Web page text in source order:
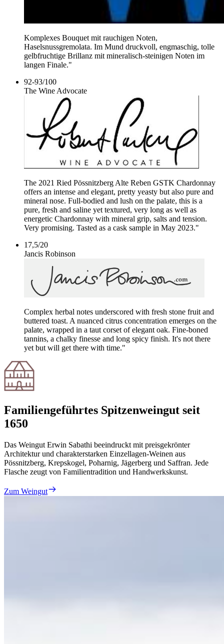
Komplexes Bouquet mit rauchigen Noten,
Haselsnussgremolata. Im Mund druckvoll, engmaschig, tolle
gelbfruchtige Brillanz mit mineralisch-steinigen Noten im
langen Finale."
92-93/100
The Wine Advocate
The 2021 Ried Pössnitzberg Alte Reben GSTK Chardonnay
offers an intense and elegant, pretty yeasty but also pure and
mineral nose. Full-bodied and lush on the palate, this is a
pure, fresh and saline yet textured, very long as well as
energetic Chardonnay with mineral grip, salts and tension.
Very promising. Tasted as a cask sample in May 2023."
17,5/20
Jancis Robinson
Complex herbal notes underscored with fresh stone fruit and
buttered toast. A nuanced citrus concentration emerges on the
palate, wrapped in a taut corset of elegant oak. Fine-boned
tannins, a chalky finesse and long spicy finish. It's not there
yet but will get there with time."
Familiengeführtes Spitzenweingut seit
1650
Das Weingut Erwin Sabathi beeindruckt mit preisgekrönter
Architektur und charakterstarken Einzellagen-Weinen aus
Pössnitzberg, Krepskogel, Poharnig, Jägerberg und Saffran. Jede
Flasche zeugt von Familientradition und Handwerkskunst.
Zum Weingut